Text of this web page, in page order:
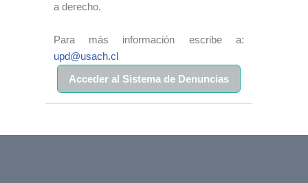
a derecho.
Para más información escribe a:
upd@usach.cl
Acceder al Sistema de Denuncias